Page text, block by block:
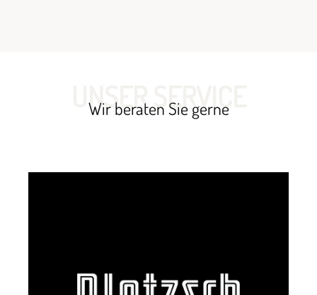
UNSER SERVICE
Wir beraten Sie gerne